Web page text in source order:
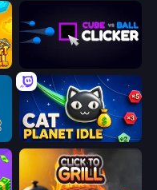
Cat Planet Idle